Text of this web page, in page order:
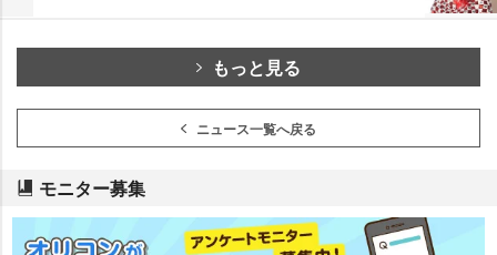
もっと見る
ニュース一覧へ戻る
モニター募集